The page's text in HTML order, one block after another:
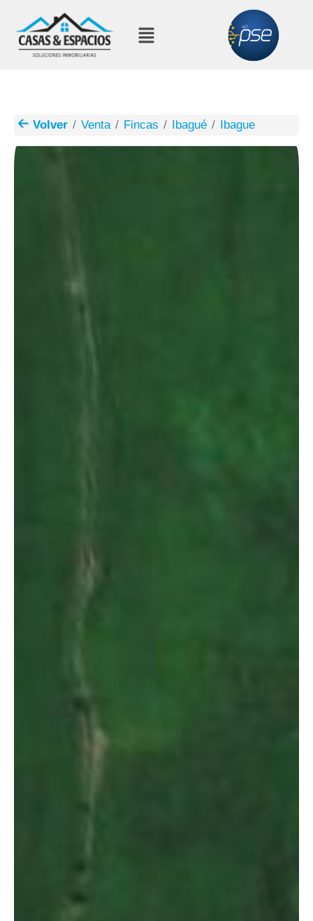
Volver Venta Fincas Ibagué Ibague